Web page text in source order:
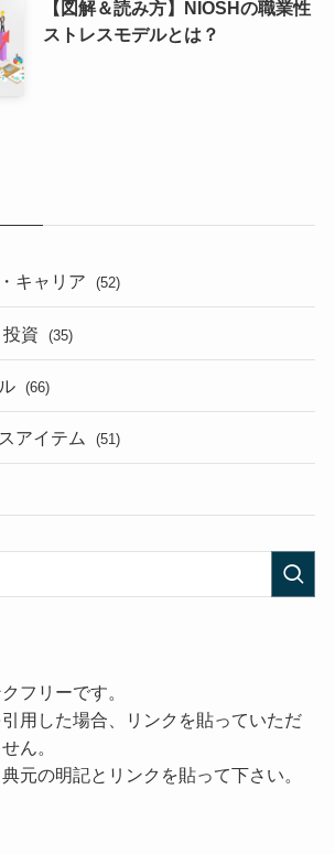
【図解＆読み方】NIOSHの職業性
ストレスモデルとは？
キャリア (52)
資 (35)
(66)
アイテム (51)
フリーです。
用した場合、リンクを貼っていただ
ん。
元の明記とリンクを貼って下さい。